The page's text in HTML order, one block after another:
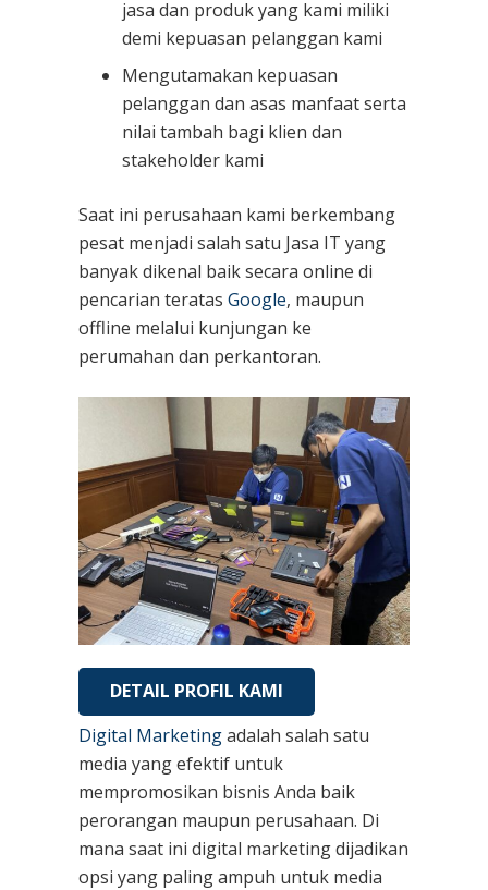
jasa dan produk yang kami miliki
demi kepuasan pelanggan kami
Mengutamakan kepuasan
pelanggan dan asas manfaat serta
nilai tambah bagi klien dan
stakeholder kami
Saat ini perusahaan kami berkembang
pesat menjadi salah satu Jasa IT yang
banyak dikenal baik secara online di
pencarian teratas Google, maupun
offline melalui kunjungan ke
perumahan dan perkantoran.
DETAIL PROFIL KAMI
Digital Marketingadalah salah satu
media yang efektif untuk
mempromosikan bisnis Anda baik
perorangan maupun perusahaan. Di
mana saat ini digital marketing dijadikan
opsi yang paling ampuh untuk media